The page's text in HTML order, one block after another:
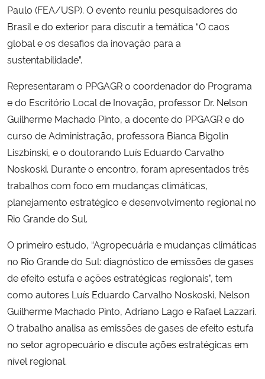
Controladoria-Geral da União
Ministério da Mulher, da Família e dos Direitos Humanos
Gabinete de Segurança Institucional
Advocacia-Geral da União
Banco Central do Brasil
Paulo (FEA/USP). O evento reuniu pesquisadores do
Brasil e do exterior para discutir a temática “O caos
global e os desafios da inovação para a
sustentabilidade”.
Representaram o PPGAGR o coordenador do Programa
e do Escritório Local de Inovação, professor Dr. Nelson
Guilherme Machado Pinto, a docente do PPGAGR e do
curso de Administração, professora Bianca Bigolin
Liszbinski, e o doutorando Luís Eduardo Carvalho
Noskoski. Durante o encontro, foram apresentados três
trabalhos com foco em mudanças climáticas,
planejamento estratégico e desenvolvimento regional no
Rio Grande do Sul.
O primeiro estudo, “Agropecuária e mudanças climáticas
no Rio Grande do Sul: diagnóstico de emissões de gases
de efeito estufa e ações estratégicas regionais”, tem
como autores Luís Eduardo Carvalho Noskoski, Nelson
Guilherme Machado Pinto, Adriano Lago e Rafael Lazzari.
O trabalho analisa as emissões de gases de efeito estufa
no setor agropecuário e discute ações estratégicas em
nível regional.